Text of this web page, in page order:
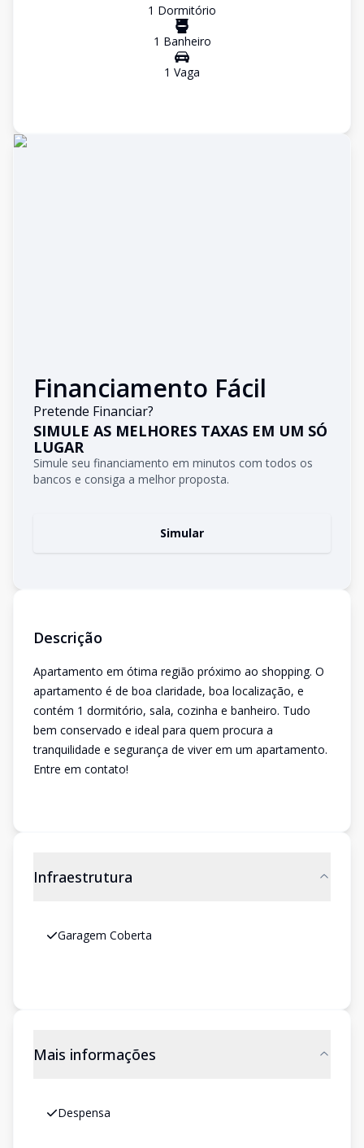
1 Dormitório
1 Banheiro
1 Vaga
Financiamento Fácil
Pretende Financiar?
SIMULE AS MELHORES TAXAS EM UM SÓ
LUGAR
Simule seu financiamento em minutos com todos os
bancos e consiga a melhor proposta.
Simular
Descrição
Apartamento em ótima região próximo ao shopping. O
apartamento é de boa claridade, boa localização, e
contém 1 dormitório, sala, cozinha e banheiro. Tudo
bem conservado e ideal para quem procura a
tranquilidade e segurança de viver em um apartamento.
Entre em contato!
Infraestrutura
Garagem Coberta
Mais informações
Despensa